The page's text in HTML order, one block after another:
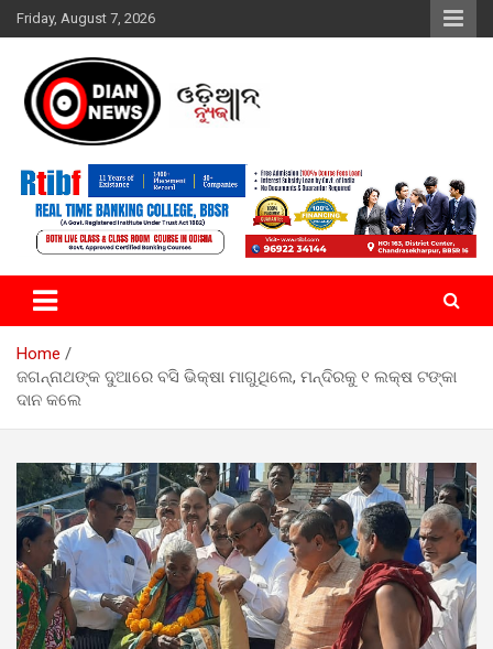
Skip
to
Friday, August 7, 2026
ଓଡିଆନ୍ ନ୍ୟୁଜ
Home
ଜଗନ୍ନାଥଙ୍କ ଦୁଆରେ ବସି ଭିକ୍ଷା ମାଗୁଥିଲେ, ମନ୍ଦିରକୁ ୧ ଲକ୍ଷ ଟଙ୍କା
ଦାନ କଲେ